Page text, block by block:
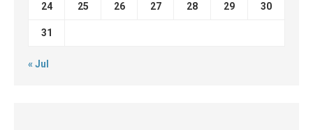
24 25 26 27 28 29 30
31
« Jul